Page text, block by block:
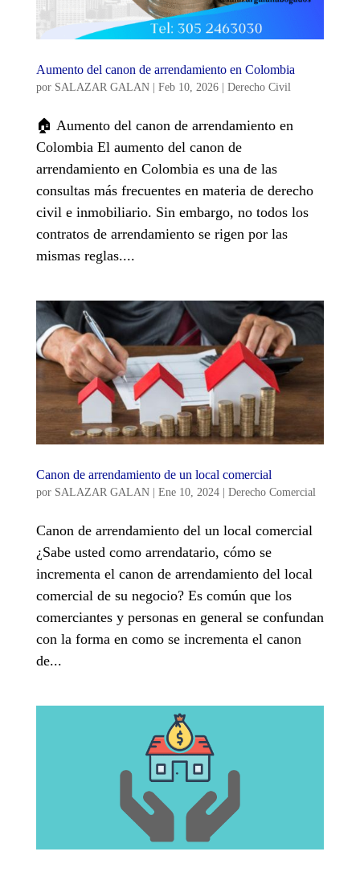
Aumento del canon de arrendamiento en Colombia
por SALAZAR GALAN| Feb 10, 2026| Derecho Civil
🏠 Aumento del canon de arrendamiento en
Colombia El aumento del canon de
arrendamiento en Colombia es una de las
consultas más frecuentes en materia de derecho
civil e inmobiliario. Sin embargo, no todos los
contratos de arrendamiento se rigen por las
mismas reglas....
Canon de arrendamiento de un local comercial
por SALAZAR GALAN| Ene 10, 2024| Derecho Comercial
Canon de arrendamiento del un local comercial
¿Sabe usted como arrendatario, cómo se
incrementa el canon de arrendamiento del local
comercial de su negocio? Es común que los
comerciantes y personas en general se confundan
con la forma en como se incrementa el canon
de...